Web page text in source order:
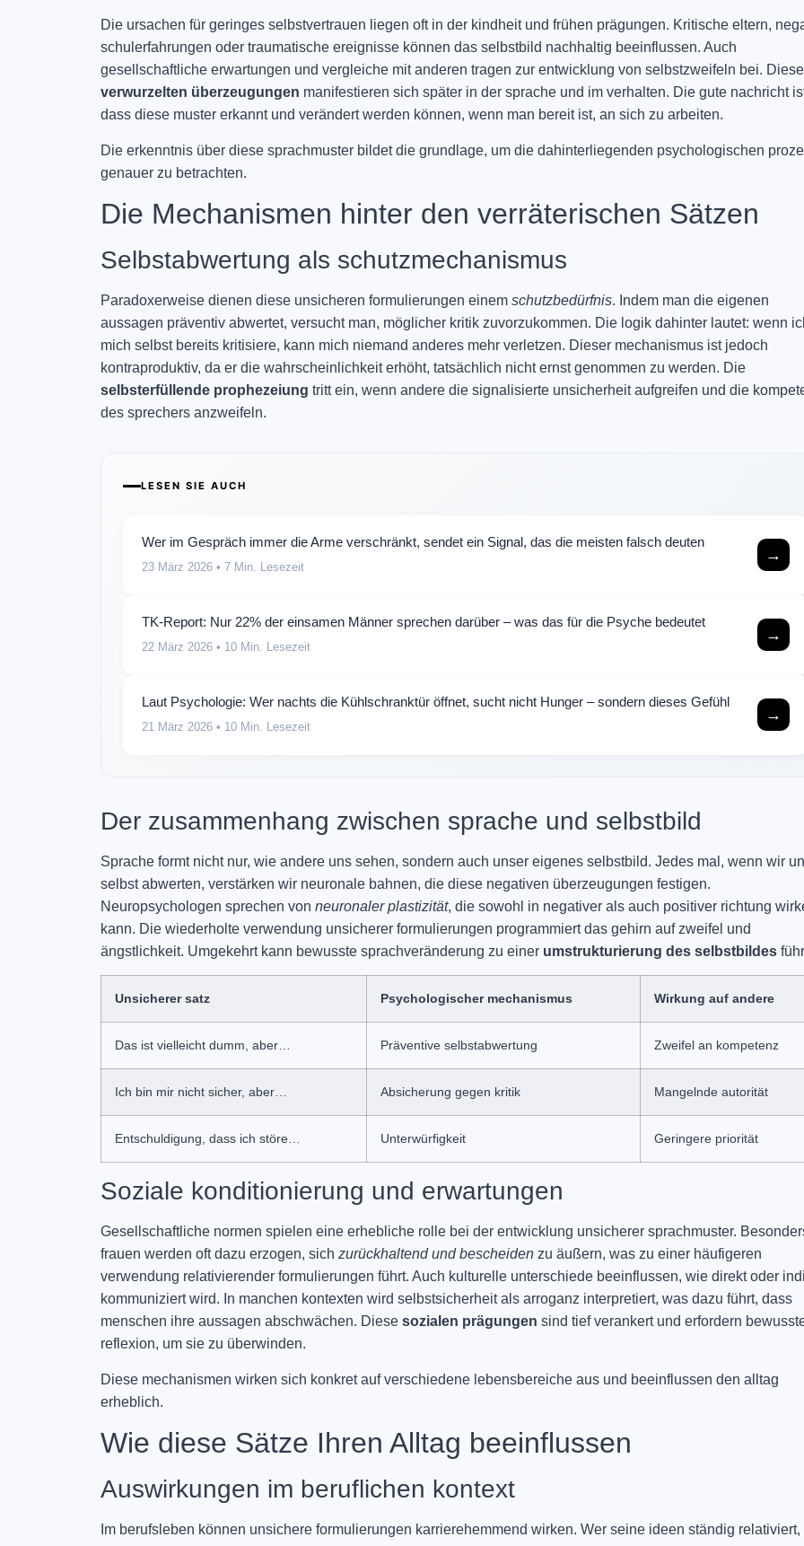
Die ursachen für geringes selbstvertrauen liegen oft in der kindheit und frühen prägungen. Kritische eltern,
schulerfahrungen oder traumatische ereignisse können das selbstbild nachhaltig beeinflussen. Auch
gesellschaftliche erwartungen und vergleiche mit anderen tragen zur entwicklung von selbstzweifeln bei.
verwurzelten überzeugungen manifestieren sich später in der sprache und im verhalten. Die gute nachricht
dass diese muster erkannt und verändert werden können, wenn man bereit ist, an sich zu arbeiten.
Die erkenntnis über diese sprachmuster bildet die grundlage, um die dahinterliegenden psychologischen
genauer zu betrachten.
Die Mechanismen hinter den verräterischen Sätzen
Selbstabwertung als schutzmechanismus
Paradoxerweise dienen diese unsicheren formulierungen einem schutzbedürfnis. Indem man die eigenen
aussagen präventiv abwertet, versucht man, möglicher kritik zuvorzukommen. Die logik dahinter lautet: wenn
mich selbst bereits kritisiere, kann mich niemand anderes mehr verletzen. Dieser mechanismus ist jedoch
kontraproduktiv, da er die wahrscheinlichkeit erhöht, tatsächlich nicht ernst genommen zu werden. Die
selbsterfüllende prophezeiung tritt ein, wenn andere die signalisierte unsicherheit aufgreifen und die
des sprechers anzweifeln.
LESEN SIE AUCH
Wer im Gespräch immer die Arme verschränkt, sendet ein Signal, das die meisten falsch deuten
23 März 2026 • 7 Min. Lesezeit
→
TK-Report: Nur 22% der einsamen Männer sprechen darüber – was das für die Psyche bedeutet
22 März 2026 • 10 Min. Lesezeit
→
Laut Psychologie: Wer nachts die Kühlschranktür öffnet, sucht nicht Hunger – sondern dieses Gefühl
21 März 2026 • 10 Min. Lesezeit
→
Der zusammenhang zwischen sprache und selbstbild
Sprache formt nicht nur, wie andere uns sehen, sondern auch unser eigenes selbstbild. Jedes mal, wenn wir
selbst abwerten, verstärken wir neuronale bahnen, die diese negativen überzeugungen festigen.
Neuropsychologen sprechen von neuronaler plastizität, die sowohl in negativer als auch positiver richtung
kann. Die wiederholte verwendung unsicherer formulierungen programmiert das gehirn auf zweifel und
ängstlichkeit. Umgekehrt kann bewusste sprachveränderung zu einer umstrukturierung des selbstbildes
Unsicherer satz Psychologischer mechanismus Wirkung auf andere
Das ist vielleicht dumm, aber… Präventive selbstabwertung Zweifel an kompetenz
Ich bin mir nicht sicher, aber… Absicherung gegen kritik Mangelnde autorität
Entschuldigung, dass ich störe… Unterwürfigkeit Geringere priorität
Soziale konditionierung und erwartungen
Gesellschaftliche normen spielen eine erhebliche rolle bei der entwicklung unsicherer sprachmuster.
frauen werden oft dazu erzogen, sich zurückhaltend und bescheiden zu äußern, was zu einer häufigeren
verwendung relativierender formulierungen führt. Auch kulturelle unterschiede beeinflussen, wie direkt oder
kommuniziert wird. In manchen kontexten wird selbstsicherheit als arroganz interpretiert, was dazu führt, dass
menschen ihre aussagen abschwächen. Diese sozialen prägungen sind tief verankert und erfordern
reflexion, um sie zu überwinden.
Diese mechanismen wirken sich konkret auf verschiedene lebensbereiche aus und beeinflussen den alltag
erheblich.
Wie diese Sätze Ihren Alltag beeinflussen
Auswirkungen im beruflichen kontext
Im berufsleben können unsichere formulierungen karrierehemmend wirken. Wer seine ideen ständig relativiert,